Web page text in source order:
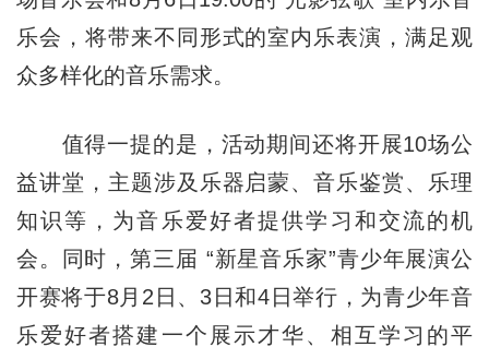
乐会，将带来不同形式的室内乐表演，满足观
众多样化的音乐需求。
值得一提的是，活动期间还将开展10场公
益讲堂，主题涉及乐器启蒙、音乐鉴赏、乐理
知识等，为音乐爱好者提供学习和交流的机
会。同时，第三届 “新星音乐家”青少年展演公
开赛将于8月2日、3日和4日举行，为青少年音
乐爱好者搭建一个展示才华、相互学习的平